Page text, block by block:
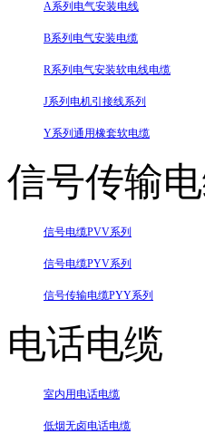
A系列电气安装电线
B系列电气安装电缆
R系列电气安装软电线电缆
J系列电机引接线系列
Y系列通用橡套软电缆
信号传输
信号电缆PVV系列
信号电缆PYV系列
信号传输电缆PYY系列
电话电缆
室内用电话电缆
低烟无卤电话电缆